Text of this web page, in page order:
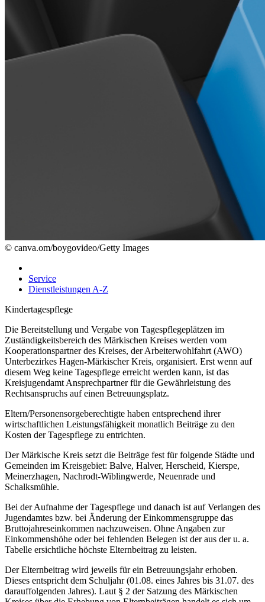
© canva.om/boygovideo/Getty Images
Service
Dienstleistungen A-Z
Kindertagespflege
Die Bereitstellung und Vergabe von Tagespflegeplätzen im
Zuständigkeitsbereich des Märkischen Kreises werden vom
Kooperationspartner des Kreises, der Arbeiterwohlfahrt (AWO)
Unterbezirkes Hagen-Märkischer Kreis, organisiert. Erst wenn auf
diesem Weg keine Tagespflege erreicht werden kann, ist das
Kreisjugendamt Ansprechpartner für die Gewährleistung des
Rechtsanspruchs auf einen Betreuungsplatz.
Eltern/Personensorgeberechtigte haben entsprechend ihrer
wirtschaftlichen Leistungsfähigkeit monatlich Beiträge zu den
Kosten der Tagespflege zu entrichten.
Der Märkische Kreis setzt die Beiträge fest für folgende Städte und
Gemeinden im Kreisgebiet: Balve, Halver, Herscheid, Kierspe,
Meinerzhagen, Nachrodt-Wiblingwerde, Neuenrade und
Schalksmühle.
Bei der Aufnahme der Tagespflege und danach ist auf Verlangen des
Jugendamtes bzw. bei Änderung der Einkommensgruppe das
Bruttojahreseinkommen nachzuweisen. Ohne Angaben zur
Einkommenshöhe oder bei fehlenden Belegen ist der aus der u. a.
Tabelle ersichtliche höchste Elternbeitrag zu leisten.
Der Elternbeitrag wird jeweils für ein Betreuungsjahr erhoben.
Dieses entspricht dem Schuljahr (01.08. eines Jahres bis 31.07. des
darauffolgenden Jahres). Laut § 2 der Satzung des Märkischen